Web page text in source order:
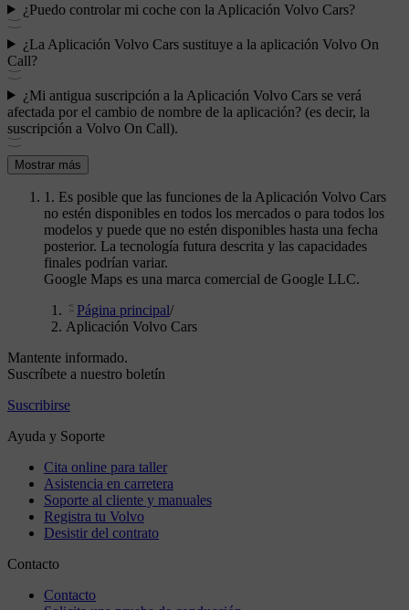
¿Puedo controlar mi coche con la Aplicación Volvo Cars?
¿La Aplicación Volvo Cars sustituye a la aplicación Volvo On
Call?
¿Mi antigua suscripción a la Aplicación Volvo Cars se verá
afectada por el cambio de nombre de la aplicación? (es decir, la
suscripción a Volvo On Call).
Mostrar más
1. Es posible que las funciones de la Aplicación Volvo Cars
no estén disponibles en todos los mercados o para todos los
modelos y puede que no estén disponibles hasta una fecha
posterior. La tecnología futura descrita y las capacidades
finales podrían variar.
Google Maps es una marca comercial de Google LLC.
Página principal/
Aplicación Volvo Cars